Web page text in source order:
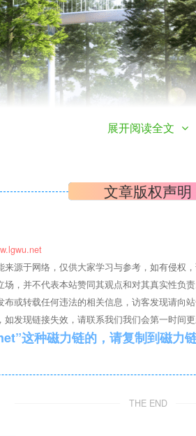
展开阅读全文
文章版权声明
源于网络，仅供大家学习与参考，如有侵权，
，并不代表本站赞同其观点和对其真实性负责
或转载任何违法的相关信息，访客发现请向
发现链接失效，请联系我们我们会第一时间更
磁力链的，请复制到磁力链工具
THE END